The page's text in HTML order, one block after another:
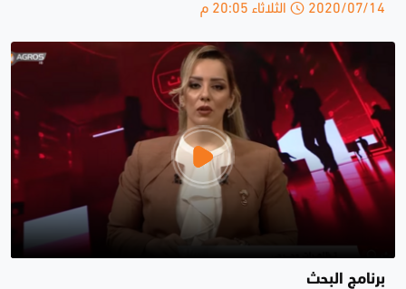
2020/07/14 الثلاثاء 20:05 م
برنامج البحث